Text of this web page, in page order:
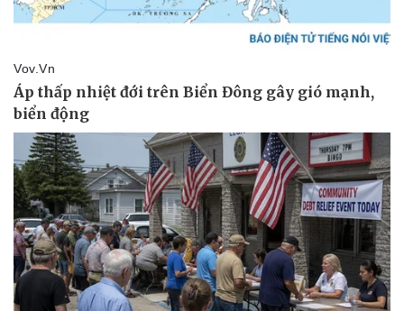
Thể thao
Lịch thi đấu bóng đá
Thế giới thể thao
eSports
Hậu trường
Ô tô - Xe máy
Tư vấn